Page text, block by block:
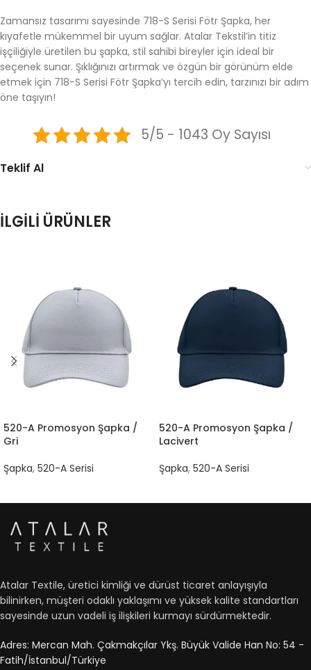
Zamansız tasarımı sayesinde 718-S Serisi Fötr Şapka, her
kıyafetle mükemmel bir uyum sağlar. Atalar Tekstil’in titiz
işçiliğiyle üretilen bu şapka, stil sahibi bireyler için ideal bir
seçenek sunar. Şıklığınızı artırmak ve özgün bir görünüm elde
etmek için 718-S Serisi Fötr Şapka’yı tercih edin, tarzınızı bir adım
öne taşıyın!
5/5 - 1043 Oy Sayısı
Teklif Al
İLGILI ÜRÜNLER
520-A Promosyon Şapka /
Gri
Şapka, 520-A Serisi
520-A Promosyon Şapka /
Lacivert
Şapka, 520-A Serisi
Atalar Textile, üretici kimliği ve dürüst ticaret anlayışıyla
bilinirken, müşteri odaklı yaklaşımı ve yüksek kalite standartları
sayesinde uzun vadeli iş ilişkileri kurmayı sürdürmektedir.
Adres: Mercan Mah. Çakmakçılar Ykş. Büyük Valide Han No: 54 -
Fatih/İstanbul/Türkiye